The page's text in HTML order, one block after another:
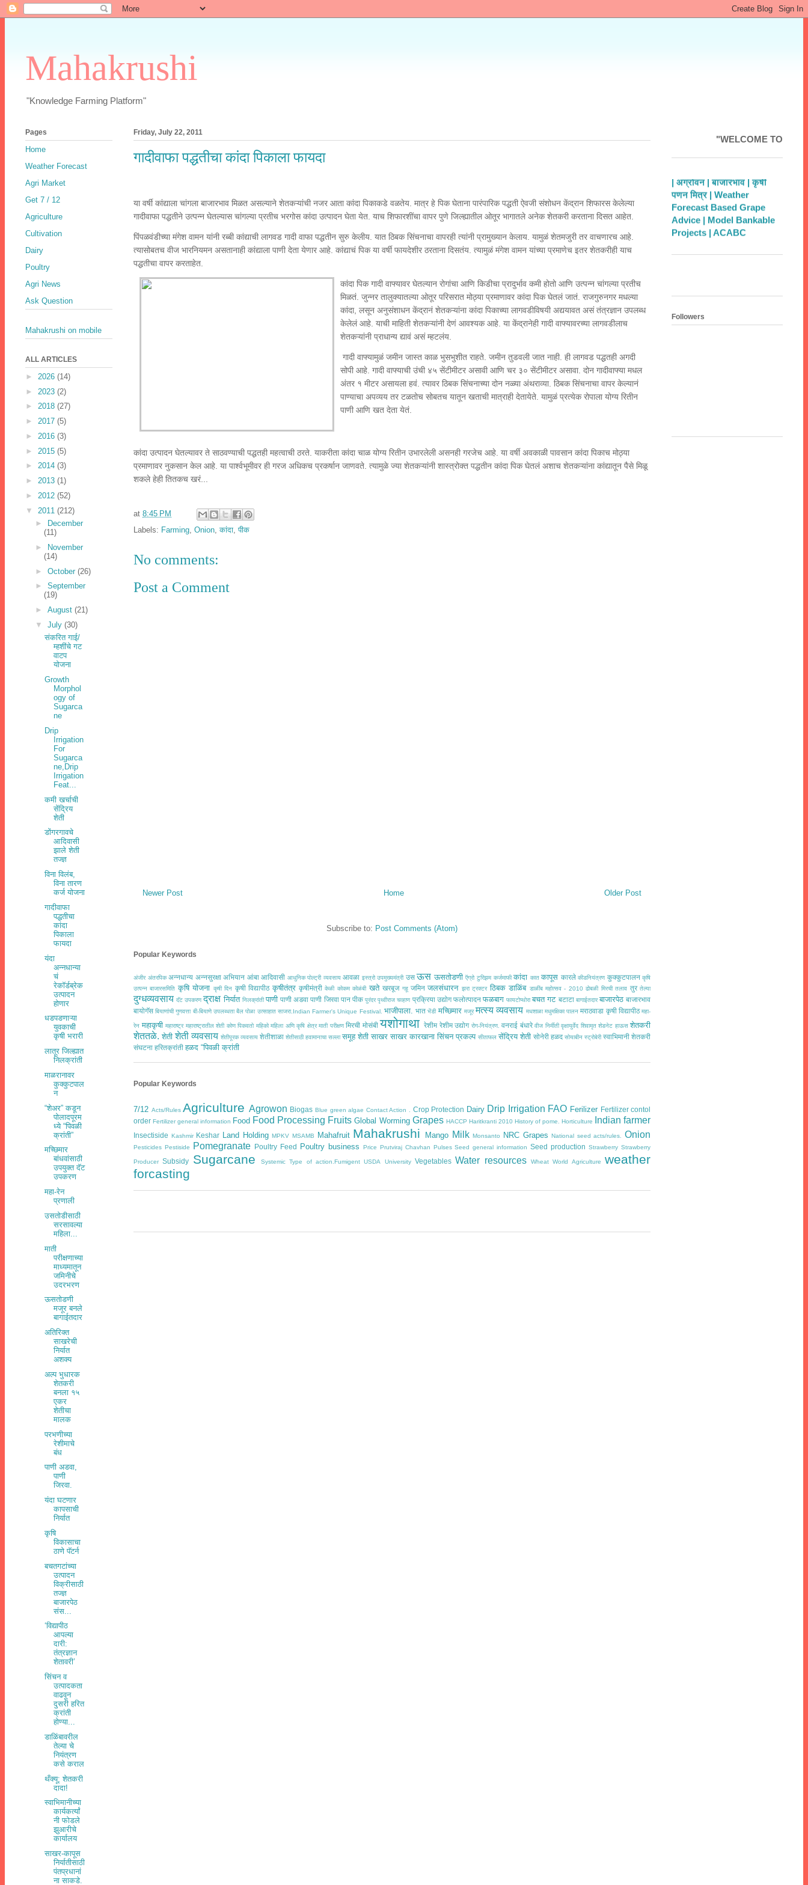
Mahakrushi
"Knowledge Farming Platform"
Friday, July 22, 2011
गादीवाफा पद्धतीचा कांदा पिकाला फायदा
या वर्षी कांद्याला चांगला बाजारभाव मिळत असल्याने शेतकऱ्यांची नजर आता कांदा पिकाकडे वळतेय. मात्र हे पिक घेताना पारंपारिक पद्धती ऐवजी संशोधन केंद्रान शिफारस केलेल्या
गादीवाफा पद्धतीने उत्पन्न घेतल्यास चांगल्या प्रतीच भरगोस कांदा उत्पादन घेता येत. याच शिफारशींचा वापर पुणे जिल्ह्यातील ओतूर भागातले अनेक शेतकरी करताना दिसत आहेत.
पिंपळवंडीच्या मंगेश वामन यांनी रब्बी कांद्याची लागवड गादी वाफा पद्धतीन सुरु केलीय. यात ठिबक सिंचनाचा वापरही त्यांनी प्रामुख्यान केलाय. यामुळं शेतमजुरी तर वाचणारच आहे.
त्यासोबतच वीज भारनियमन असतानाही कांद्याला पाणी देता येणार आहे. कांद्याचं पिक या वर्षी फायदेशीर ठरताना दिसतंय. त्यामुळं मंगेश वामन यांच्या प्रमाणेच इतर शेतकरीही याच
पद्धतीचा वापर करताहेत.
कांदा पिक गादी वाफ्यावर घेतल्यान रोगांचा आणि किडीचा प्रादुर्भाव कमी होतो आणि उत्पन्न चांगल्या प्रतीच
मिळतं. जुन्नर तालुक्यातल्या ओतूर परिसरात मोठ्या प्रमाणावर कांदा पिक घेतलं जातं. राजगुरुनगर मधल्या
कांदा, लसून अनुसंशाधन केंद्रानं शेतकऱ्यांना कांदा पिकाच्या लागवडीविषयी अद्ययावत असं तंत्रज्ञान उपलब्ध
केलेलं आहे. याची माहिती शेतकऱ्यांनी देणं आवश्यक आहे. या केंद्रानेही गादी वाफ्यावरच्या लागवडीलाच
शेतकऱ्यांनी प्राधान्य द्यावं असं म्हटलंय.
गादी वाफ्यामुळंजमीन जास्त काळ भुसभुशीत राहते. जमीन तुडवली जात नाही. ही लागवड पद्धतही अगदी
सोपी आहे. गादी वाफ्याची उंची ४५ सेंटीमीटर असावी आणि चर ३० सेंटीमीटर असावा. दोन गादीवाफ्या मधल
अंतर १ मीटर असायला हवं. त्यावर ठिबक सिंचनाच्या दोन नळ्या अंथराव्या. ठिबक सिंचनाचा वापर केल्यानं
पाण्याचा अपव्यय तर टळतोच सोबतच यातून खताची मात्राही देतायेते. यामुळं प्रत्येक रोपाला योग्य रितीन
पाणी आणि खत देता येतं.
कांदा उत्पादन घेतल्यावर ते साठवण्याची पद्धतही महत्वाची ठरते. याकरीता कांदा चाळ योग्य रितीन उभारलेली असनही गरजेच आहे. या वर्षी अवकाळी पावसान कांदा पिकाच मोठ्या
प्रमाणावर नुकसान केल आहे. या पार्श्वभूमीवर ही गरज अधिकच प्रकर्षान जाणवते. त्यामुळे ज्या शेतकऱ्यांनी शास्त्रोक्त पद्धतीन कांदा पिक घेतलं अशाच शेतकऱ्यांना कांद्यातून पैसे मिळू
शकले हेही तितकच खरं...
at 8:45 PM
Labels: Farming Onion ,कांदा ,पीक
No comments:
Post a Comment
Newer Post Older Post
Home
Subscribe to: Post Comments (Atom)
Popular Keywords
अंजीर अंतरपिक अन्नधान्य अन्नसुरक्षा अभियान आंबा आदिवासी आधुनिक पोल्ट्री व्यवसाय आवळा इस्त्रो उपमुख्यमंत्री उस ऊस ऊसतोडणी ऍग्रो टुरिझम कर्जमाफी कांदा कात कापूस कारले कीडनियंत्रण कुक्कुटपालन कृषि
उत्पन्न बाजारसमिति कृषि योजना कृषी दिन कृषी विद्यापीठ कृषीतंत्र कृषीमंत्री केळी कोकम कोळंबी खते खरबूज गहू जमिन जलसंधारन झरा ट्रक्टर ठिबक डाळिंब डाळींब महोत्सव - 2010 ढोबळी मिरची तलाव तुर तेल्या
दुग्धव्यवसाय दॅट उपकरण द्राक्ष निर्यात निलक्रांती पाणी पाणी अडवा पाणी जिरवा पान पीक पुरंदर पृथ्वीराज चव्हाण प्रक्रिया उद्योग फलोत्पादन फळबाग फायटोप्थोरा बचत गट बटाटा बागाईतदार बाजारपेठ बाजारभाव
बायोगॅस बियाणांची गुणवत्ता बी-बियाणे उपलब्धता बैल पोळा उत्साहात साजरा.Indian Farmer's Unique Festival. भाजीपाला. भात भेंडी मच्छिमार मजूर मत्स्य व्यवसाय मधशाळा मधुमक्षिका पालन मराठवाडा कृषी विद्यापीठ महा-
रेन महाकृषी महाराष्ट्र महाराष्ट्रातील शेती कोण पिकवतो महिको महिला अणि कृषि क्षेत्र माती परीक्षण मिरची मोसंबी यशोगाथा रेशीम रेशीम उद्योग रोग-नियंत्रण. वनराई बंधारे वीज निर्मीती वृक्षायुर्वेद शिवामृत शेडनेट हाऊस शेतकरी
शेततळे. शेती शेती व्यवसाय शेतीपूरक व्यवसाय शेतीशाळा शेतीसाठी हवामानाचा सल्ला समूह शेती साखर साखर कारखाना सिंचन प्रकल्प सीताफल सेंद्रिय शेती सोनेरी हळद सोयाबीन स्ट्रोबेरी स्वाभिमानी शेतकरी
संघटना हरितक्रांती हळद “पिवळी क्रांती
Popular Keywords
7/12 Acts/Rules Agriculture Agrowon Biogas Blue green algae Contact Action . Crop Protection Dairy Drip Irrigation FAO Ferilizer Fertilizer contol
order Fertilizer general information Food Food Processing Fruits Global Worming Grapes HACCP Haritkranti 2010 History of pome. Horticulture Indian farmer
Insectiside Kashmir Keshar Land Holding MPKV MSAMB Mahafruit Mahakrushi Mango Milk Monsanto NRC Grapes National seed acts/rules. Onion
Pesticides Pestiside Pomegranate Poultry Feed Poultry business Price Prutviraj Chavhan Pulses Seed general information Seed production Strawberry Strawberry
Producer Subsidy Sugarcane Systemic Type of action.Fumigent USDA University Vegetables Water resources Wheat World Agriculture
weather
forcasting
Pages
Home
Weather Forecast
Agri Market
Get 7 / 12
Agriculture
Cultivation
Dairy
Poultry
Agri News
Ask Question
Mahakrushi on mobile
ALL ARTICLES
► 2026 (14)
► 2023 (2)
► 2018 (27)
► 2017 (5)
► 2016 (3)
► 2015 (5)
► 2014 (3)
► 2013 (1)
► 2012 (52)
▼ 2011 (212)
►
December
(11)
►
November
(14)
► October (26)
► September
(19)
► August (21)
▼ July (30)
संकरित गाई/
म्‍हशींचे गट
वाटप
योजना
Growth
Morphol
ogy of
Sugarca
ne
Drip
Irrigation
For
Sugarca
ne,Drip
Irrigation
Feat...
कमी खर्चाची
सेंद्रिय
शेती
डोंगरगावचे
आदिवासी
झाले शेती
तज्ज्ञ
विना विलंब,
विना तारण
कर्ज योजना
गादीवाफा
पद्धतीचा
कांदा
पिकाला
फायदा
यंदा
अन्नधान्या
चं
रेकॉर्डब्रेक
उत्पादन
होणार
धडपडणाऱ्या
युवकाची
कृषी भरारी
लातूर जिल्ह्यात
निलक्रांती
माळरानावर
कुक्कुटपाल
न
“शेअर” कडून
पोलादपूरम
ध्ये “पिवळी
क्रांती”
मच्छिमार
बांधवांसाठी
उपयुक्त दॅट
उपकरण
महा-रेन
प्रणाली
उसतोडीसाठी
सरसावल्या
महिला...
माती
परीक्षणाच्या
माध्यमातून
जमिनीचे
उदरभरण
ऊसतोडणी
मजूर बनले
बागाईतदार
अतिरिक्त
साखरेची
निर्यात
अशक्य
अल्प भुधारक
शेतकरी
बनला १५
एकर
शेतीचा
मालक
परभणीच्‍या
रेशीमाचे
बंध
पाणी अडवा,
पाणी
जिरवा.
यंदा घटणार
कापसाची
निर्यात
कृषि
विकासाचा
ठाणे पॅटर्न
बचतगटांच्या
उत्पादन
विक्रीसाठी
तज्ज्ञ
बाजारपेठ
संस...
‘विद्यापीठ
आपल्‍या
दारी:
तंत्रज्ञान
शेतावरी’
सिंचन व
उत्पादकता
वाढवून
दुसरी हरित
क्रांती
होण्या...
डाळिंबावरील
तेल्या चे
नियंत्रण
कसे कराल
थँक्यू; शेतकरी
दादा!
स्वाभिमानीच्या
कार्यकर्त्यां
नी फोडले
झुआरीचे
कार्यालय
साखर-कापूस
निर्यातीसाठी
पंतप्रधानां
ना साकडे.
"WELCOME TO
पणन मित्र | Weather
Forecast Based Grape
Advice | Model Bankable
Projects |ACABC
Followers